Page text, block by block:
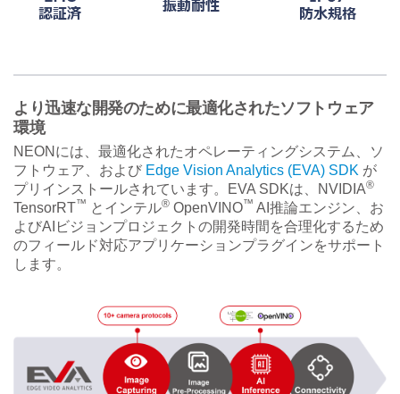
より迅速な開発のために最適化されたソフトウェア
環境
NEONには、最適化されたオペレーティングシステム、ソ
フトウェア、および Edge Vision Analytics (EVA) SDK が
プリインストールされています。EVA SDKは、NVIDIA®
TensorRT™ とインテル® OpenVINO™ AI推論エンジン、お
よびAIビジョンプロジェクトの開発時間を合理化するため
のフィールド対応アプリケーションプラグインをサポート
します。